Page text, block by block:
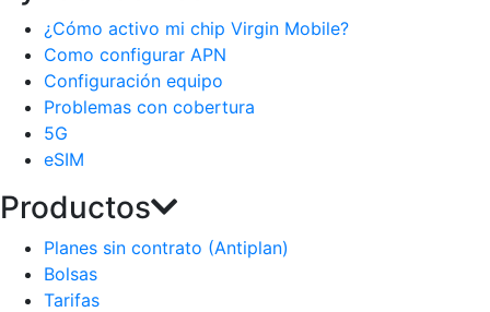
¿Cómo activo mi chip Virgin Mobile?
Como configurar APN
Configuración equipo
Problemas con cobertura
5G
eSIM
Productos
Planes sin contrato (Antiplan)
Bolsas
Tarifas